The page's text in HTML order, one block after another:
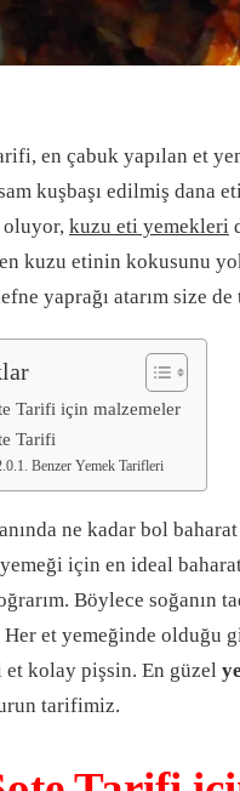
en çabuk yapılan et
kuşbaşı edilmiş dana
kuzu eti yemekleri
kuzu etinin kokusunu
yaprağı atarım size
Tarifi için malzemeler
Tarifi
Benzer Yemek Tarifleri
ne kadar bol
için en ideal
Böylece soğanın
Her et yemeğinde olduğu
et kolay pişsin. En güzel
tarifimiz.